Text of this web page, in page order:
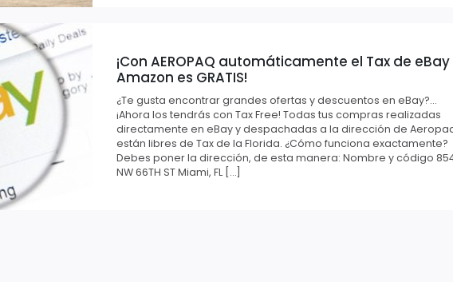
¡Con AEROPAQ automáticamente el Tax de
Amazon es GRATIS!
¿Te gusta encontrar grandes ofertas y descuentos en eBay?…
¡Ahora los tendrás con Tax Free! Todas tus compras realizadas
directamente en eBay y despachadas a la dirección de
están libres de Tax de la Florida. ¿Cómo funciona exactamente?
Debes poner la dirección, de esta manera: Nombre y código
NW 66TH ST Miami, FL […]